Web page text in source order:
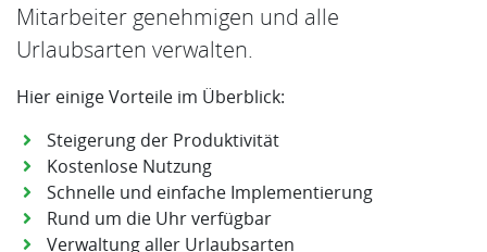
Mitarbeiter genehmigen und alle
Urlaubsarten verwalten.
Hier einige Vorteile im Überblick:
Steigerung der Produktivität
Kostenlose Nutzung
Schnelle und einfache Implementierung
Rund um die Uhr verfügbar
Verwaltung aller Urlaubsarten